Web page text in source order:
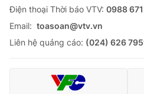
Ðiện thoại Thời báo VTV: 0988 671
Email: toasoan@vtv.vn
Liên hệ quảng cáo: (024) 626